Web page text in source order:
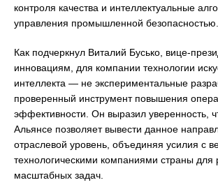
контроля качества и интеллектуальные
управления промышленной безопасностью.
Как подчеркнул Виталий Бусько, вице-
инновациям, для компании технологии
интеллекта — не экспериментальные
проверенный инструмент повышения
эффективности. Он выразил уверенность,
Альянсе позволяет вывести данное
отраслевой уровень, объединяя усилия с
технологическими компаниями страны для
масштабных задач.